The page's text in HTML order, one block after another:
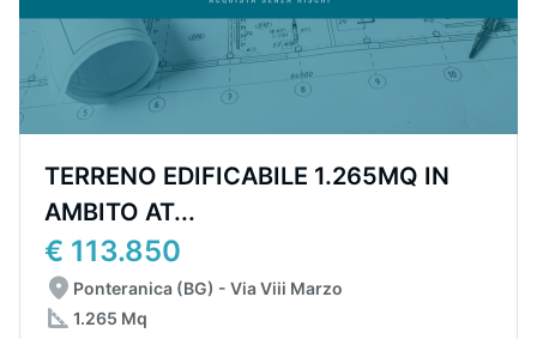
TERRENO EDIFICABILE 1.265MQ IN
AMBITO AT...
€ 113.850
Ponteranica (BG) - Via Viii Marzo
1.265 Mq